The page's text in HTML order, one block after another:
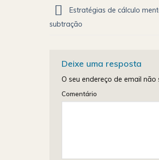
Estratégias de cálculo
subtração
Deixe uma resposta
O seu endereço de email não
Comentário